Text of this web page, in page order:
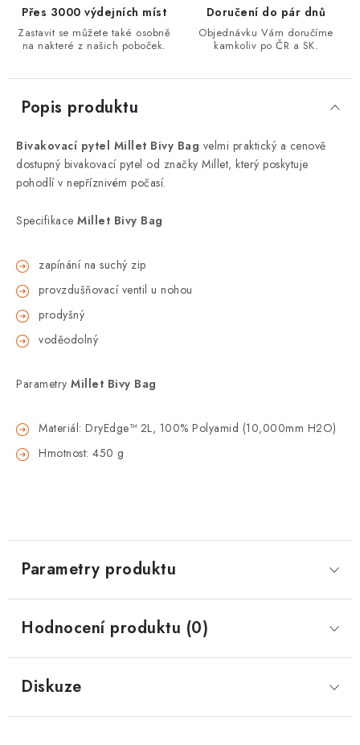
Přes 3000 výdejních míst
Zastavit se můžete také osobně
na nakteré z našich poboček.
Doručení do pár dnů
Objednávku Vám doručíme
kamkoliv po ČR a SK.
Popis produktu
Bivakovací pytel Millet Bivy Bag velmi praktický a cenově
dostupný bivakovací pytel od značky Millet, který poskytuje
pohodlí v nepříznivém počasí.
Specifikace Millet Bivy Bag
zapínání na suchý zip
provzdušňovací ventil u nohou
prodyšný
voděodolný
Parametry Millet Bivy Bag
Materiál: DryEdge™ 2L, 100% Polyamid (10,000mm H2O)
Hmotnost: 450 g
Parametry produktu
Hodnocení produktu (0)
Diskuze